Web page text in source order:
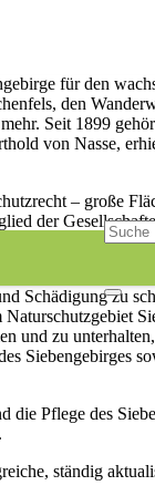
für den
den
Seit 1899
von Nasse,
– große
der
Schädigung zu
und zu unterhalten,
Siebengebirges
Pflege des
ständig